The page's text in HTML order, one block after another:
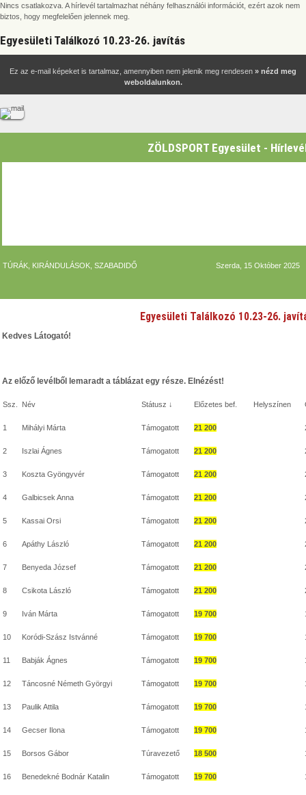
Nincs csatlakozva. A hírlevél tartalmazhat néhány felhasználói információt, ezért azok nem
biztos, hogy megfelelően jelennek meg.
Egyesületi Találkozó 10.23-26. javítás
Ez az e-mail képeket is tartalmaz, amennyiben nem jelenik meg rendesen » nézd meg
weboldalunkon.
ZÖLDSPORT Egyesület -
TÚRÁK, KIRÁNDULÁSOK, SZABADIDŐ Szerda, 15 Október 2025
Egyesületi Találkozó 10.23-26.
Kedves Látogató!
Az előző levélből lemaradt a táblázat egy része. Elnézést!
Ssz. Név Státusz ↓ Előzetes bef. Helyszínen
1 Mihályi Márta Támogatott 21 200
2 Iszlai Ágnes Támogatott 21 200
3 Koszta Gyöngyvér Támogatott 21 200
4 Galbicsek Anna Támogatott 21 200
5 Kassai Orsi Támogatott 21 200
6 Apáthy László Támogatott 21 200
7 Benyeda József Támogatott 21 200
8 Csikota László Támogatott 21 200
9 Iván Márta Támogatott 19 700
10 Koródi-Szász Istvánné Támogatott 19 700
11 Babják Ágnes Támogatott 19 700
12 Táncosné Németh Györgyi Támogatott 19 700
13 Paulik Attila Támogatott 19 700
14 Gecser Ilona Támogatott 19 700
15 Borsos Gábor Túravezető 18 500
16 Benedekné Bodnár Katalin Támogatott 19 700